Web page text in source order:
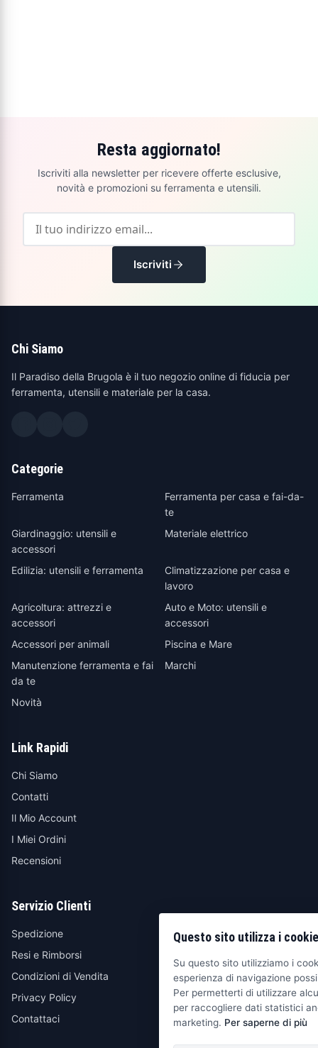
Resta aggiornato!
Iscriviti alla newsletter per ricevere offerte esclusive,
novità e promozioni su ferramenta e utensili.
Iscriviti
Chi Siamo
Il Paradiso della Brugola è il tuo negozio online di fiducia per
ferramenta, utensili e materiale per la casa.
Categorie
Ferramenta
Ferramenta per casa e fai-da-
te
Giardinaggio: utensili e
accessori
Materiale elettrico
Edilizia: utensili e ferramenta
Climatizzazione per casa e
lavoro
Agricoltura: attrezzi e
accessori
Auto e Moto: utensili e
accessori
Accessori per animali
Piscina e Mare
Manutenzione ferramenta e fai
da te
Marchi
Novità
Link Rapidi
Chi Siamo
Contatti
Il Mio Account
I Miei Ordini
Recensioni
Servizio Clienti
Spedizione
Resi e Rimborsi
Condizioni di Vendita
Privacy Policy
Contattaci
Questo sito utilizza i cookie
Su questo sito utilizziamo i
esperienza di navigazione
Per permetterti di utilizzare
per raccogliere dati statistici
marketing. Per saperne di più